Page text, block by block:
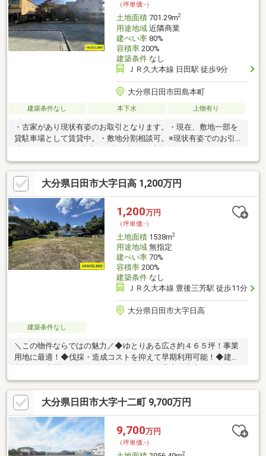
（坪単価:-）
土地面積701.29m2
用途地域近隣商業
建ぺい率80%
容積率200%
建築条件なし
ＪＲ久大本線 日田駅 徒歩9分
大分県日田市田島本町
建築条件なし 本下水 上物有り
・古家があり現状有姿のお取引となります。・現在、敷地一部を
貸駐車場として賃貸中。・敷地分割相談可。※現状有姿でのお引
渡しになります。※売主は一切の契約不適合責任を負担致しませ
んので、あらかじめご了承願います。※近隣での路上駐車や無断
駐車、無断撮影等はご遠慮願います。
大分県日田市大字日高 1,200万円
1,200万円
（坪単価:-）
土地面積1538m2
用途地域無指定
建ぺい率70%
容積率200%
建築条件なし
ＪＲ久大本線 豊後三芳駅 徒歩11分
大分県日田市大字日高
建築条件なし
＼この物件ならではの魅力／◆ゆとりある広さ約４６５坪！事業
用地に最適！◆伐採・造成コストを抑えて早期利用可能！◆建築
内覧ツアー☆気になる物件を全て弊社でまとめてご内覧いただけ
ます。物件選びからお引渡しまで『ハウスドゥ日田』が全力でサ
ポートします。☆全国730店舗以上展開！☆ハウスドゥだからこ
その豊富な情報量と実績を生かし、お客様の夢のマイホーム探し
を全力でサポートいたします！
大分県日田市大字十二町 9,700万円
9,700万円
（坪単価:-）
2